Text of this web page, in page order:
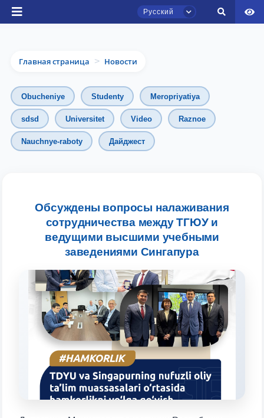
Русский
Главная страница > Новости
Obucheniye Studenty Meropriyatiya
sdsd Universitet Video Raznoe
Nauchnye-raboty Дайджест
Обсуждены вопросы налаживания
сотрудничества между ТГЮУ и
ведущими высшими учебными
заведениями Сингапура
Чат приёмной комиссии ТГЮУ
Онлайн
Оставляйте здесь свои обращения по
вопросам приёма.
конкретные вопросы:
1. Документы (бакалавр) (5) 2. Документы (магистр) (4)
3. Собеседование (бакалавр) (8)
4. Собеседование (магистр) (5)
6. Онлайн-заявки (15)
8. Квота (бакалавриат) (1)